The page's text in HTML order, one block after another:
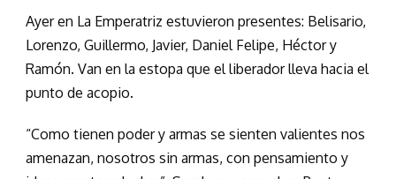
Ayer en La Emperatriz estuvieron presentes: Belisario,
Lorenzo, Guillermo, Javier, Daniel Felipe, Héctor y
Ramón. Van en la estopa que el liberador lleva hacia el
punto de acopio.
“Como tienen poder y armas se sienten valientes nos
amenazan, nosotros sin armas, con pensamiento y